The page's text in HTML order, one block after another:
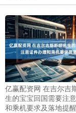
亿赢配资网 在吉尔吉
生的宝宝回国需要注
和乘机要求及落地提醒